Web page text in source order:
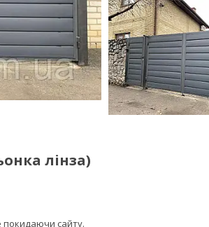
лінза)
покидаючи сайту.